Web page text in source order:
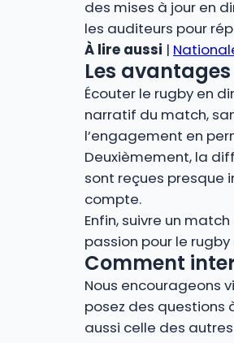
des mises à jour en
les auditeurs pour
À lire aussi |
Les
Écouter le rugby en
narratif du match,
l’engagement en
Deuxièmement, la
sont reçues presque
compte.
Enfin, suivre un
passion pour le
Comment
Nous encourageons
posez des questions
aussi celle des